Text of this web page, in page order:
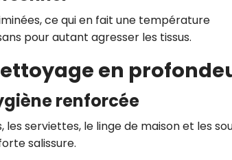
ce qui en fait une température
pour autant agresser les tissus.
en
renforcée
serviettes, le linge de maison et les
salissure.